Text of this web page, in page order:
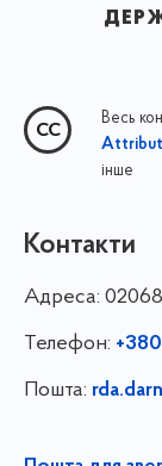
Весь
інше
Контакти
Адреса:
Телефон:
Пошта: